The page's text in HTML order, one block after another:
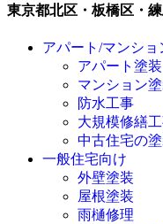
東京都北区・板橋区・
アパート/マンショ
アパート塗装
マンション
防水工事
大規模修繕
中古住宅の
一般住宅向け
外壁塗装
屋根塗装
雨樋修理